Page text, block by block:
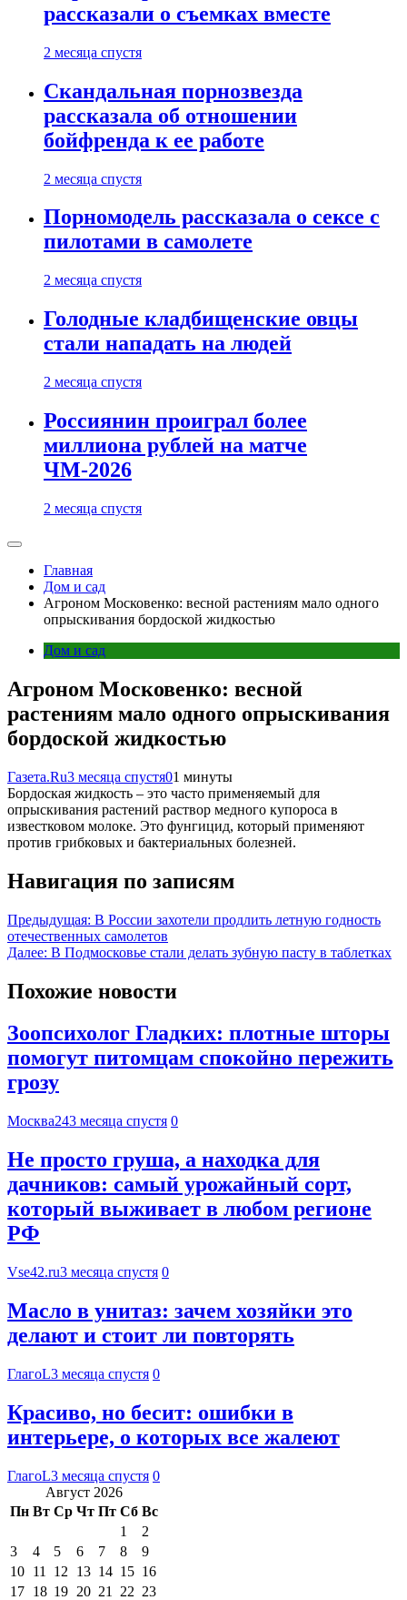
рассказали о съемках вместе
2 месяца спустя
Скандальная порнозвезда
рассказала об отношении
бойфренда к ее работе
2 месяца спустя
Порномодель рассказала о сексе с
пилотами в самолете
2 месяца спустя
Голодные кладбищенские овцы
стали нападать на людей
2 месяца спустя
Россиянин проиграл более
миллиона рублей на матче
ЧМ-2026
2 месяца спустя
Главная
Дом и сад
Агроном Московенко: весной растениям мало одного
опрыскивания бордоской жидкостью
Дом и сад
Агроном Московенко: весной
растениям мало одного опрыскивания
бордоской жидкостью
Газета.Ru3 месяца спустя01 минуты
Бордоская жидкость – это часто применяемый для
опрыскивания растений раствор медного купороса в
известковом молоке. Это фунгицид, который применяют
против грибковых и бактериальных болезней.
Навигация по записям
Предыдущая: В России захотели продлить летную годность
отечественных самолетов
Далее: В Подмосковье стали делать зубную пасту в таблетках
Похожие новости
Зоопсихолог Гладких: плотные шторы
помогут питомцам спокойно пережить
грозу
Москва243 месяца спустя 0
Не просто груша, а находка для
дачников: самый урожайный сорт,
который выживает в любом регионе
РФ
Vse42.ru3 месяца спустя 0
Масло в унитаз: зачем хозяйки это
делают и стоит ли повторять
ГлагоL3 месяца спустя 0
Красиво, но бесит: ошибки в
интерьере, о которых все жалеют
ГлагоL3 месяца спустя 0
Август 2026
Пн Вт Ср Чт Пт Сб Вс
1
2
3
4 5 6 7 8
9
10 11 12 13 14 15 16
17 18 19 20 21 22 23